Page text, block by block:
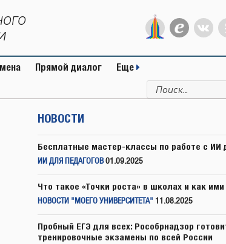
Прямой диалог Еще
Искать:
НОВОСТИ
Бесплатные мастер-классы по работе с ИИ
ИИ ДЛЯ ПЕДАГОГОВ 01.09.2025
Что такое «Точки роста» в школах и как
НОВОСТИ "МОЕГО УНИВЕРСИТЕТА" 11.08.2025
Пробный ЕГЭ для всех: Рособрнадзор
тренировочные экзамены по всей России